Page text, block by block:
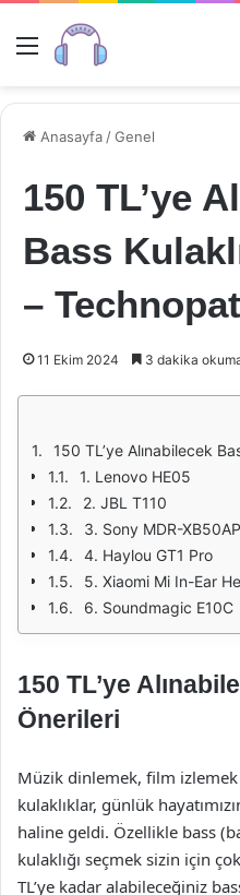
Menü
Anasayfa /Genel
150 TL’ye
Bass
– Technopat
11 Ekim 2024 3 dakika
150 TL’ye Alınabilecek
1. Lenovo HE05
2. JBL T110
3. Sony MDR-XB50AP
4. Haylou GT1 Pro
5. Xiaomi Mi In-Ear
6. Soundmagic E10C
150 TL’ye
Önerileri
Müzik dinlemek, film
kulaklıklar, günlük
haline geldi. Özellikle bass
kulaklığı seçmek sizin için
TL’ye kadar alabileceğiniz